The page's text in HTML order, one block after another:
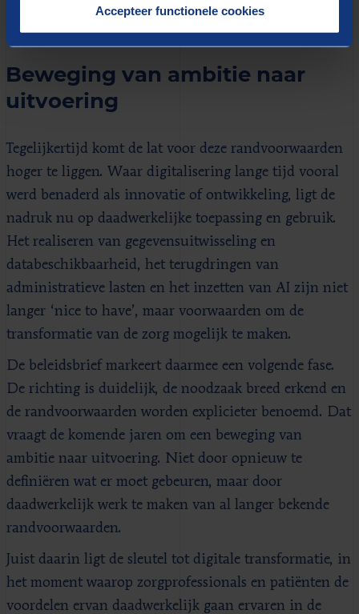
Accepteer functionele cookies
Beweging van ambitie naar
uitvoering
Tegelijkertijd komt de lat voor deze randvoorwaarden
hoger te liggen. Waar digitalisering lange tijd vooral
werd benaderd als innovatie of ontwikkeling, ligt de
nadruk nu op daadwerkelijke toepassing en gebruik.
Het realiseren van gegevensuitwisseling en
databeschikbaarheid, het terugdringen van
administratieve lasten en het inzetten van AI zijn niet
langer ‘nice to have’, maar voorwaarden om de
transformatie van de zorg mogelijk te maken.
De beleidsbrief markeert daarmee een volgende fase.
De richting is duidelijk, de noodzaak breed erkend en
de randvoorwaarden worden explicieter benoemd. Dat
vraagt de komende jaren om een beweging van
ambitie naar uitvoering. Niet door opnieuw te
definiëren wat er moet gebeuren, maar door
daadwerkelijk werk te maken van al langer bekende
randvoorwaarden.
Juist daarin ligt de sleutel tot digitale transformatie, in
het moment waarop zorgprofessionals en patiënten de
voordelen ervan daadwerkelijk gaan ervaren in de